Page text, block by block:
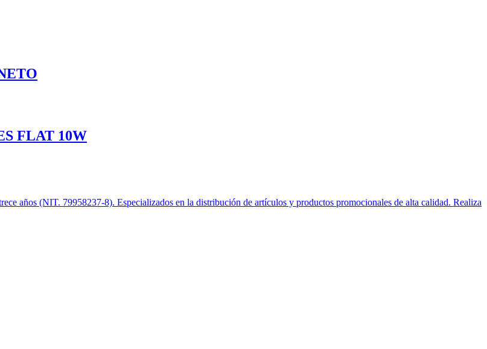
FLAT 10W
años (NIT. 79958237-8). Especializados en la distribución de artículos y productos promocionales de alta calidad. Realiza